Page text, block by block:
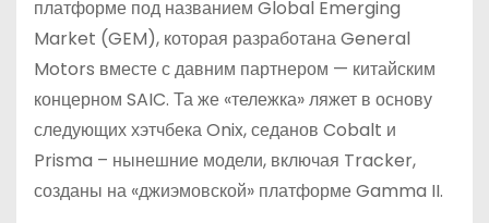
платформе под названием Global Emerging
Market (GEM), которая разработана General
Motors вместе с давним партнером — китайским
концерном SAIC. Та же «тележка» ляжет в основу
следующих хэтчбека Onix, седанов Cobalt и
Prisma – нынешние модели, включая Tracker,
созданы на «джиэмовской» платформе Gamma II.